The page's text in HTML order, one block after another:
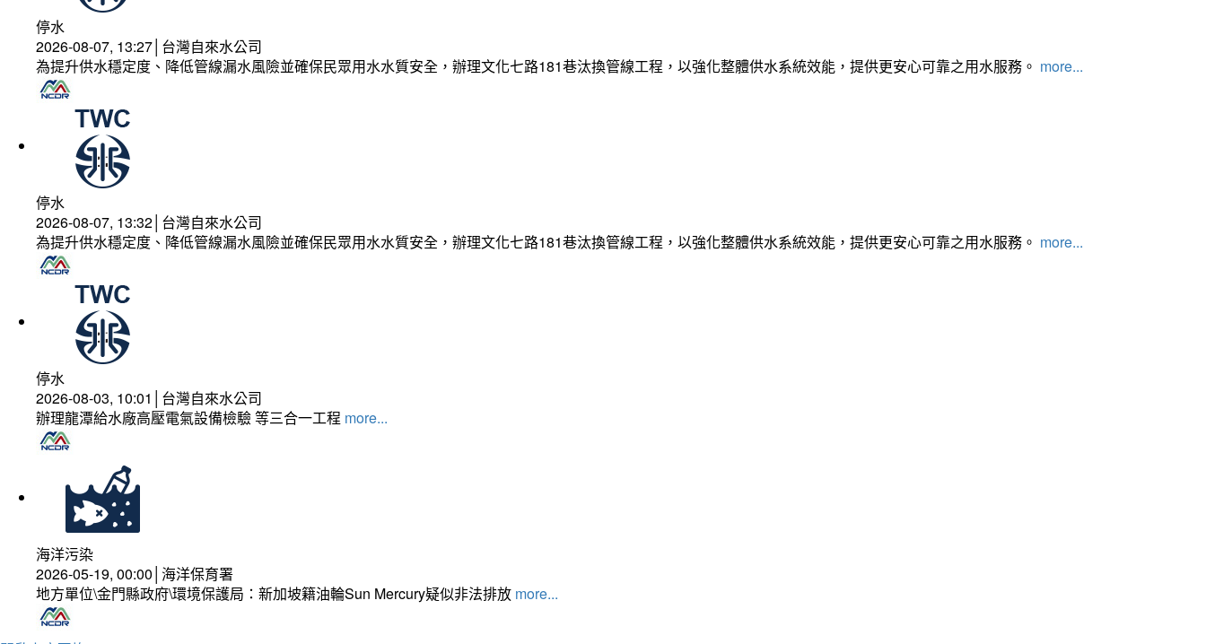
停水
2026-08-07, 13:27│台灣自來水公司
為提升供水穩定度、降低管線漏水風險並確保民眾用水水質安全，辦理文化七路181巷汰換管線工程，以強化整體供水系統效能，提供更安心可靠之用水服務。 more...
停水
2026-08-07, 13:32│台灣自來水公司
為提升供水穩定度、降低管線漏水風險並確保民眾用水水質安全，辦理文化七路181巷汰換管線工程，以強化整體供水系統效能，提供更安心可靠之用水服務。 more...
停水
2026-08-03, 10:01│台灣自來水公司
辦理龍潭給水廠高壓電氣設備檢驗 等三合一工程 more...
海洋污染
2026-05-19, 00:00│海洋保育署
地方單位\金門縣政府\環境保護局：新加坡籍油輪Sun Mercury疑似非法排放 more...